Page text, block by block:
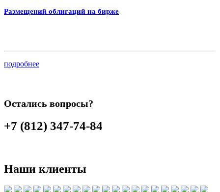
Размещений облигаций на бирже
подробнее
Остались вопросы?
+7 (812) 347-74-84
Наши клиенты